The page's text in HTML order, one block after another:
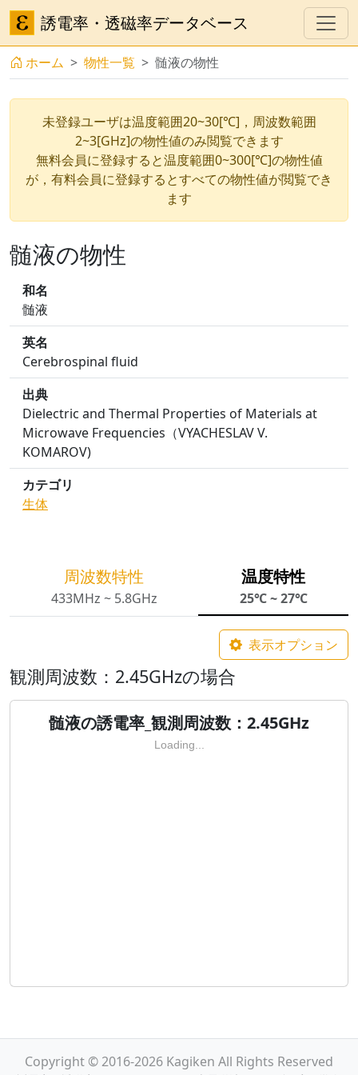
誘電率・透磁率データベース
ホーム 物性一覧 髄液の物性
未登録ユーザは温度範囲20~30[℃]，周波数範囲
2~3[GHz]の物性値のみ閲覧できます
無料会員に登録すると温度範囲0~300[℃]の物性値
が，有料会員に登録するとすべての物性値が閲覧でき
ます
髄液の物性
和名
髄液
英名
Cerebrospinal fluid
出典
Dielectric and Thermal Properties of Materials at
Microwave Frequencies（VYACHESLAV V.
KOMAROV)
カテゴリ
生体
周波数特性
433MHz ~ 5.8GHz
温度特性
25℃ ~ 27℃
表示オプション
観測周波数：2.45GHzの場合
髄液の誘電率_観測周波数：2.45GHz
Loading...
Copyright © 2016-2026 Kagiken All Rights Reserved